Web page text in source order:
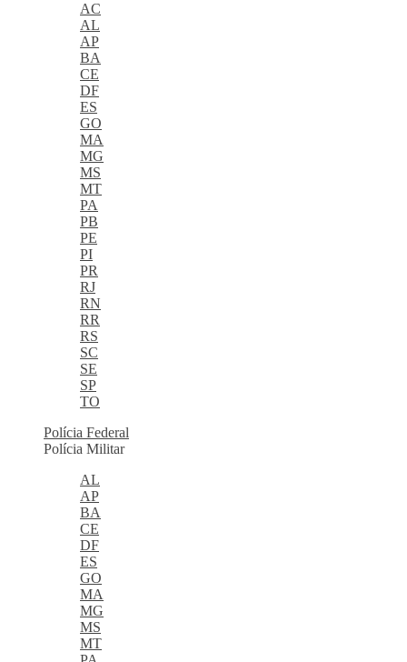
AC
AL
AP
BA
CE
DF
ES
GO
MA
MG
MS
MT
PA
PB
PE
PI
PR
RJ
RN
RR
RS
SC
SE
SP
TO
Polícia Federal
Polícia Militar
AL
AP
BA
CE
DF
ES
GO
MA
MG
MS
MT